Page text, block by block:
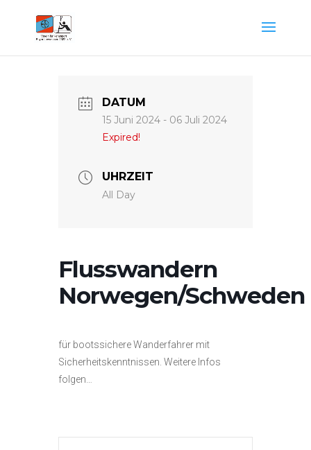
DATUM
15 Juni 2024 - 06 Juli 2024
Expired!
UHRZEIT
All Day
Flusswandern
Norwegen/Schweden
für bootssichere Wanderfahrer mit
Sicherheitskenntnissen. Weitere Infos
folgen…